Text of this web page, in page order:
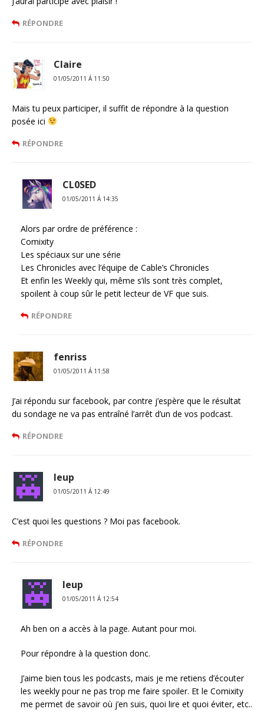
RÉPONDRE
Claire
01/05/2011 Á 11:50
Mais tu peux participer, il suffit de répondre à la question
posée ici
RÉPONDRE
CL0SED
01/05/2011 Á 14:35
Alors par ordre de préférence :
Comixity
Les spéciaux sur une série
Les Chronicles avec l’équipe de Cable’s Chronicles
Et enfin les Weekly qui, même s’ils sont très complet,
spoilent à coup sûr le petit lecteur de VF que suis.
RÉPONDRE
fenriss
01/05/2011 Á 11:58
J’ai répondu sur facebook, par contre j’espère que le résultat
du sondage ne va pas entraîné l’arrêt d’un de vos podcast.
RÉPONDRE
leup
01/05/2011 Á 12:49
C’est quoi les questions ? Moi pas facebook.
RÉPONDRE
leup
01/05/2011 Á 12:54
Ah ben on a accès à la page. Autant pour moi.
Pour répondre à la question donc.
J’aime bien tous les podcasts, mais je me retiens d’écouter
les weekly pour ne pas trop me faire spoiler. Et le Comixity
me permet de savoir où j’en suis, quoi lire et quoi éviter, etc..